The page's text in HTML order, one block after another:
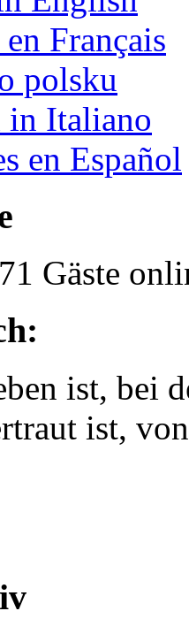
Français
polsku
Italiano
en Español
Gäste
ist, bei
ist,